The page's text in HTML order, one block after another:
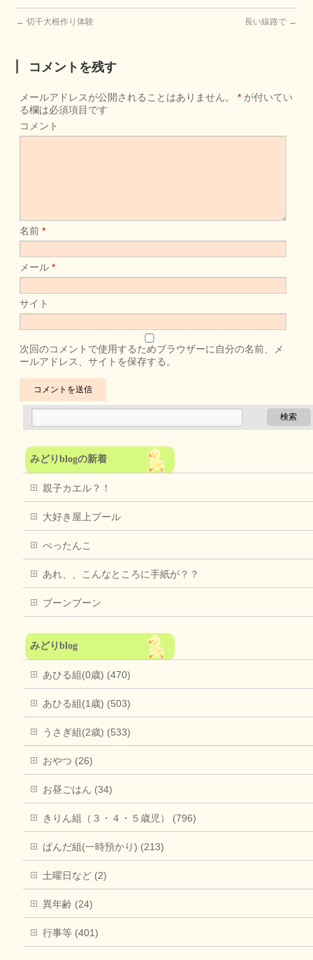
← 切干大根作り体験 長い線路で →
コメントを残す
メールアドレスが公開されることはありません。 * が付いてい
る欄は必須項目です
コメント
名前*
メール*
サイト
次回のコメントで使用するためブラウザーに自分の名前、メ
ールアドレス、サイトを保存する。
みどりblogの新着
親子カエル？！
大好き屋上プール
ぺったんこ
あれ、、こんなところに手紙が？？
ブーンブーン
みどりblog
あひる組(0歳) (470)
あひる組(1歳) (503)
うさぎ組(2歳) (533)
おやつ (26)
お昼ごはん (34)
きりん組（３・４・５歳児） (796)
ぱんだ組(一時預かり) (213)
土曜日など (2)
異年齢 (24)
行事等 (401)